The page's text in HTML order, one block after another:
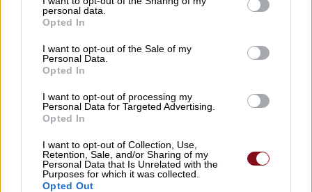
personal data.
Opted In
I want to opt-out of the Sale of my
Personal Data.
Opted In
I want to opt-out of processing my
Personal Data for Targeted Advertising.
Opted In
I want to opt-out of Collection, Use,
Retention, Sale, and/or Sharing of my
Personal Data that Is Unrelated with the
Purposes for which it was collected.
Opted Out
Ανοικτά από σήμερα το ουζερί της Ζέτας στον
Βρυότοπο